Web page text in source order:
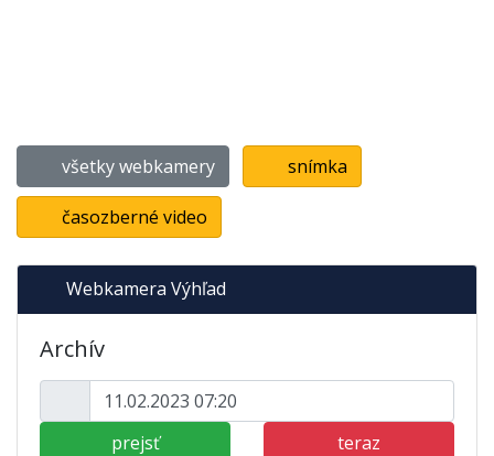
všetky webkamery snímka
časozberné video
Webkamera Výhľad
Archív
prejsť teraz